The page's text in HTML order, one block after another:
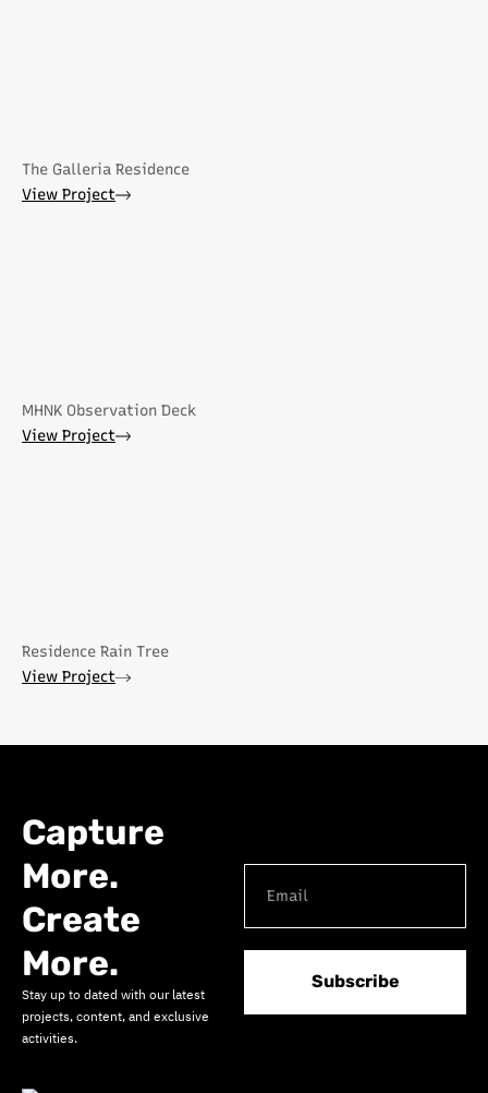
The Galleria Residence
View Project
MHNK Observation Deck
View Project
Residence Rain Tree
View Project
Capture
More.
Create
More.
Stay up to dated with our latest
projects, content, and exclusive
activities.
Subscribe